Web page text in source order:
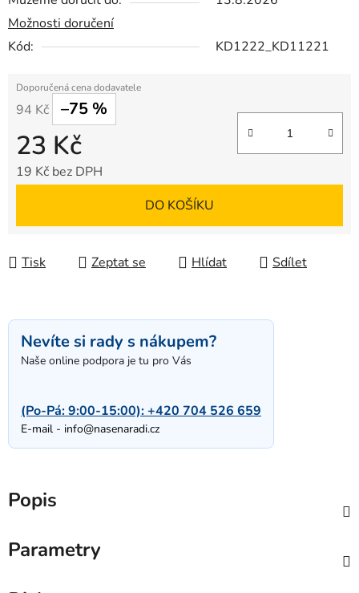
Možnosti doručení
Kód:
KD1222_KD11221
94 Kč –75 %
23 Kč
19 Kč bez DPH
DO KOŠÍKU
Tisk Zeptat se Hlídat Sdílet
Nevíte si rady s nákupem?
Naše online podpora je tu pro Vás
(Po-Pá: 9:00-15:00):+420 704 526 659
E-mail - info@nasenaradi.cz
Popis
Parametry